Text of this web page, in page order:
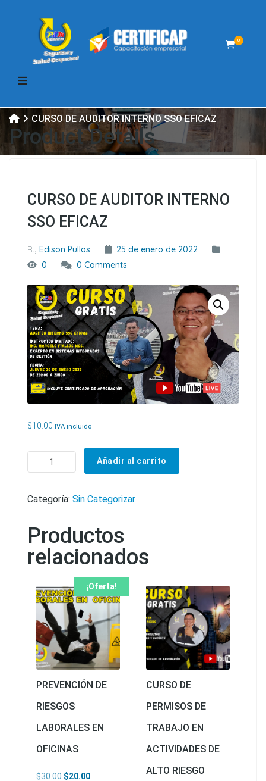
0
CURSO DE AUDITOR INTERNO SSO EFICAZ
Product Details
CURSO DE AUDITOR INTERNO
SSO EFICAZ
By Edison Pullas
25 de enero de 2022
0
0 Comments
$10.00 IVA incluido
Añadir al carrito
Categoría: Sin Categorizar
Productos
relacionados
¡Oferta!
PREVENCIÓN DE
RIESGOS
LABORALES EN
OFICINAS
$30.00 El precio original era: $30.00.
$20.00El precio actual es: $20.00.
CURSO DE
PERMISOS DE
TRABAJO EN
ACTIVIDADES DE
ALTO RIESGO